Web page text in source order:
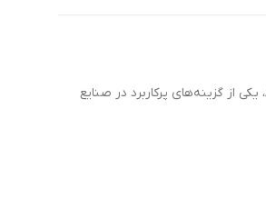
از سری قدرتی TeSys D بوده و برای کنترل بارهای سنگین و موتورهای سه‌فاز بزرگ طراحی شده است. این کنتاکتور با جریان نامی 50 آمپر و بوبین 220 ولت AC، یکی از گزینه‌های پرکاربرد در صنایع